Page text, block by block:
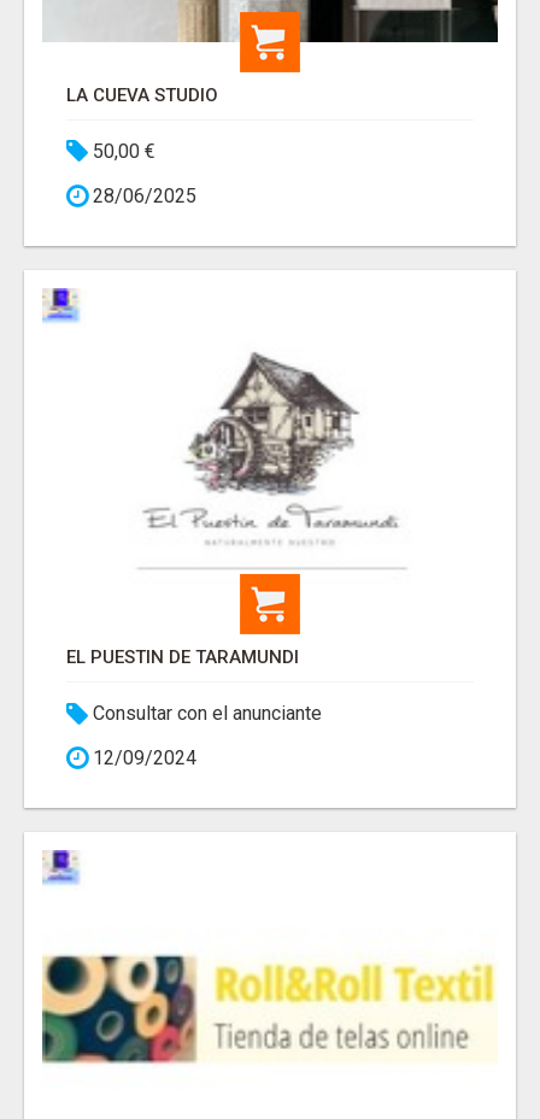
LA CUEVA STUDIO
50,00 €
28/06/2025
EL PUESTIN DE TARAMUNDI
Consultar con el anunciante
12/09/2024